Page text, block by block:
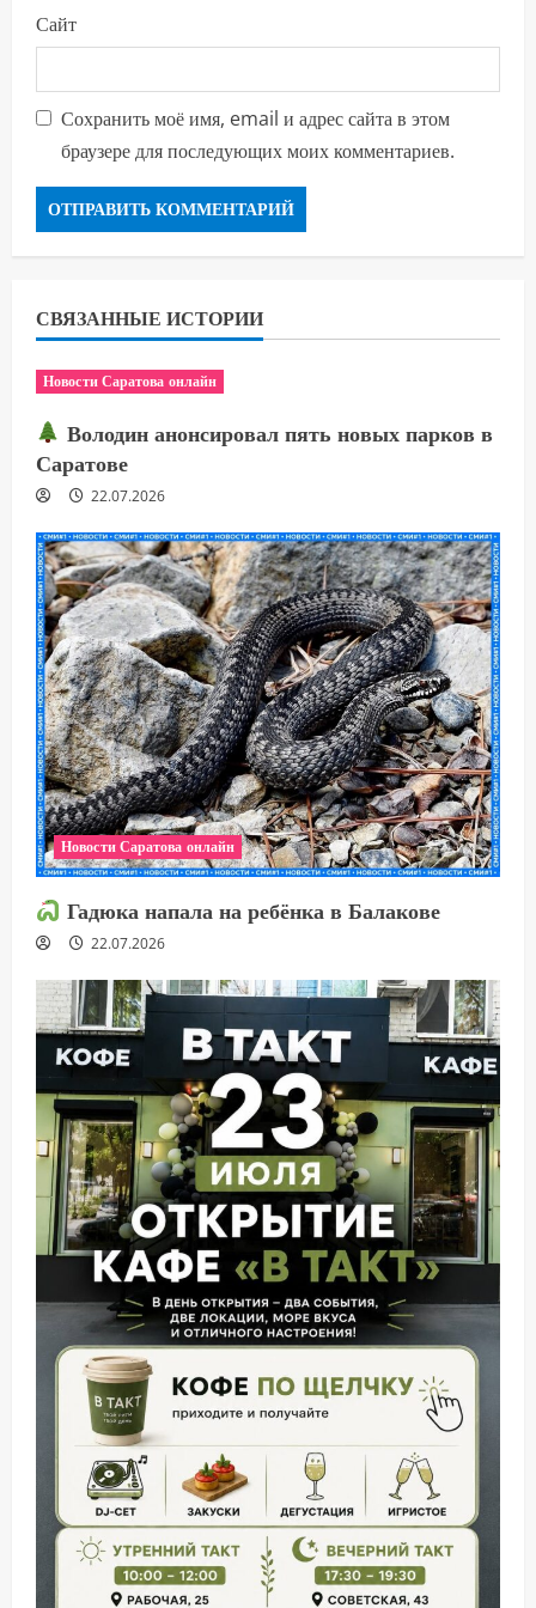
Сайт
Сохранить моё имя, email и адрес сайта в этом
браузере для последующих моих комментариев.
СВЯЗАННЫЕ ИСТОРИИ
Новости Саратова онлайн
Володин анонсировал пять новых парков в
Саратове
22.07.2026
Новости Саратова онлайн
Гадюка напала на ребёнка в Балакове
22.07.2026